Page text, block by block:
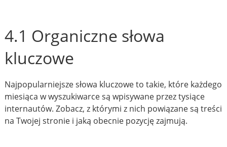
4.1 Organiczne słowa
kluczowe
Najpopularniejsze słowa kluczowe to takie, które każdego
miesiąca w wyszukiwarce są wpisywane przez tysiące
internautów. Zobacz, z którymi z nich powiązane są treści
na Twojej stronie i jaką obecnie pozycję zajmują.